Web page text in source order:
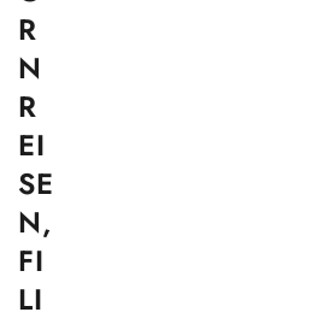
R
N
R
EI
SE
N,
FI
LI